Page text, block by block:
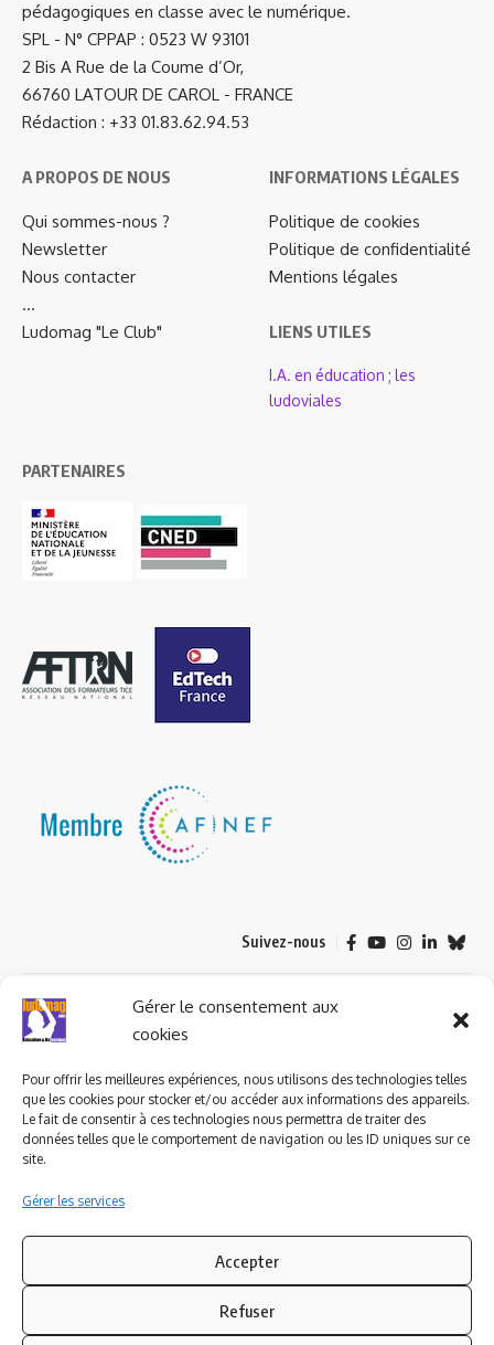
Gérer le consentement aux
cookies
Pour offrir les meilleures expériences, nous utilisons des technologies telles
que les cookies pour stocker et/ou accéder aux informations des appareils.
Le fait de consentir à ces technologies nous permettra de traiter des
données telles que le comportement de navigation ou les ID uniques sur ce
site.
Gérer les services
Accepter
Refuser
pédagogiques en classe avec le numérique.
SPL - N° CPPAP : 0523 W 93101
2 Bis A Rue de la Coume d’Or,
66760 LATOUR DE CAROL - FRANCE
Rédaction : +33 01.83.62.94.53
A PROPOS DE NOUS
Qui sommes-nous ?
Newsletter
Nous contacter
…
Ludomag "Le Club"
INFORMATIONS LÉGALES
Politique de cookies
Politique de confidentialité
Mentions légales
LIENS UTILES
I.A. en éducation ; les
ludoviales
PARTENAIRES
Suivez-nous
© 2023 ludomag.com édité et géré par WOOMEET SAS, powered by